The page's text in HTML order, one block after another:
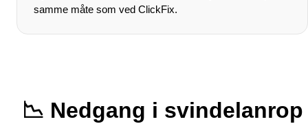
samme måte som ved ClickFix.
📉 Nedgang i svindelanrop